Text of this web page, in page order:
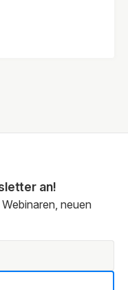
an!
neuen